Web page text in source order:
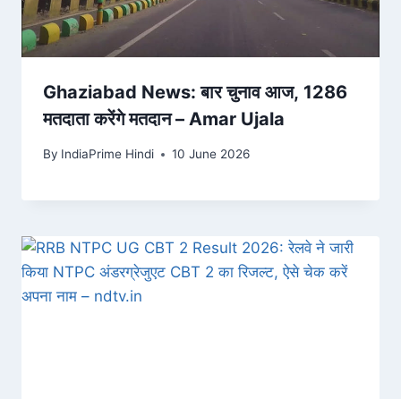
Ghaziabad News: बार चुनाव आज, 1286
मतदाता करेंगे मतदान – Amar Ujala
By IndiaPrime Hindi 10 June 2026